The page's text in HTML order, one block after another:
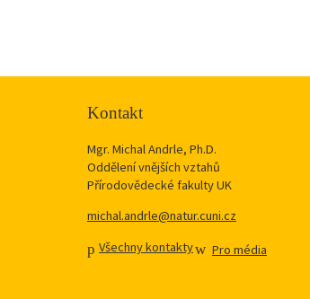
Kontakt
Mgr. Michal Andrle, Ph.D.
Oddělení vnějších vztahů
Přírodovědecké fakulty UK
michal.andrle@natur.cuni.cz
Všechny kontakty
Pro média